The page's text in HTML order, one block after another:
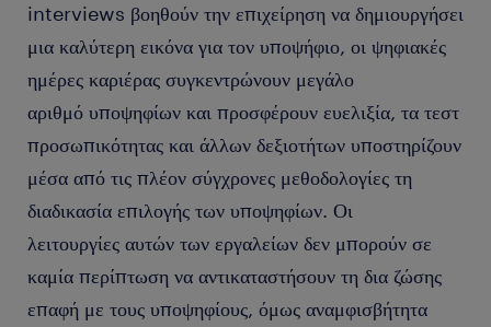
interviews βοηθούν την επιχείρηση να δημιουργήσει
μια καλύτερη εικόνα για τον υποψήφιο, οι ψηφιακές
ημέρες καριέρας συγκεντρώνουν μεγάλο
αριθμό υποψηφίων και προσφέρουν ευελιξία, τα τεστ
προσωπικότητας και άλλων δεξιοτήτων υποστηρίζουν
μέσα από τις πλέον σύγχρονες μεθοδολογίες τη
διαδικασία επιλογής των υποψηφίων. Οι
λειτουργίες αυτών των εργαλείων δεν μπορούν σε
καμία περίπτωση να αντικαταστήσουν τη δια ζώσης
επαφή με τους υποψηφίους, όμως αναμφισβήτητα